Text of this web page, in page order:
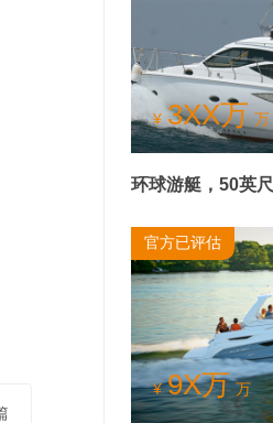
¥ 3XX万 万
环球游艇，50英尺
官方已评估
¥ 9X万 万